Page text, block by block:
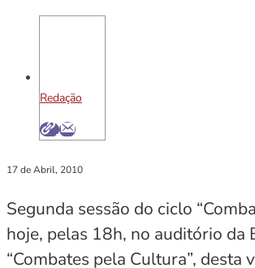
Redação
17 de Abril, 2010
Segunda sessão do ciclo
hoje, pelas 18h, no auditório da
“Combates pela Cultura”,